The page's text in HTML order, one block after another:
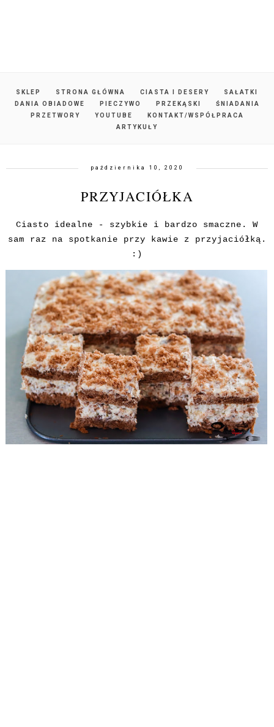
SKLEP STRONA GŁÓWNA CIASTA I DESERY
SAŁATKI
DANIA OBIADOWE
PIECZYWO PRZEKĄSKI
ŚNIADANIA
PRZETWORY
YOUTUBE
KONTAKT/WSPÓŁPRACA
ARTYKUŁY
października 10, 2020
PRZYJACIÓŁKA
Ciasto idealne - szybkie i bardzo smaczne. W
sam raz na spotkanie przy kawie z przyjaciółką.
:)